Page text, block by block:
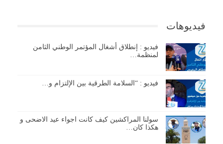
فيديوهات
فيديو : إنطلاق أشغال المؤتمر الوطني الثامن
لمنظمة…
فيديو : “السلامة الطرقية بين الإلتزام و…
سولنا المراكشين كيف كانت اجواء عيد الاضحى و
هكذا كان…